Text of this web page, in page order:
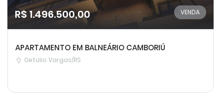
R$ 1.496.500,00 VENDA
APARTAMENTO EM BALNEÁRIO CAMBORIÚ
Getúlio Vargas/RS